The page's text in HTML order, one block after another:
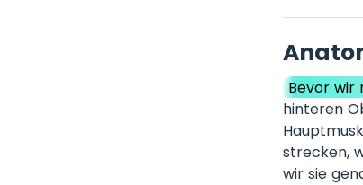
Bevor wir
hinteren
strecken,
wir sie